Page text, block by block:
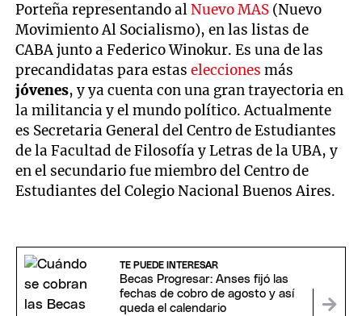
Porteña representando alNuevo MAS (Nuevo
Movimiento Al Socialismo), en las listas de
CABA junto a Federico Winokur. Es una de las
precandidatas para estaselecciones más
jóvenes, y ya cuenta con una gran trayectoria en
la militancia y el mundo político. Actualmente
es Secretaria General del Centro de Estudiantes
de la Facultad de Filosofía y Letras de la UBA, y
en el secundario fue miembro del Centro de
Estudiantes del Colegio Nacional Buenos Aires.
TE PUEDE INTERESAR
Becas Progresar: Anses fijó las
fechas de cobro de agosto y así
queda el calendario